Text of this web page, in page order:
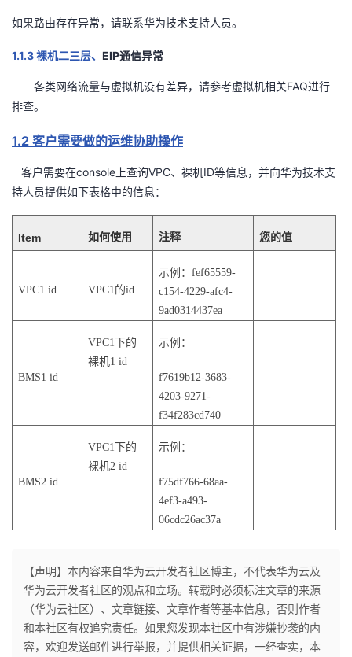
课
的
证
我
实
验
的
收
藏
术
支
持
云
声
建
议
如果路由存在异常， 请联系华为技术支持人员。
1.1.3 裸机二三层、 EIP通信异常
各类网络流量与虚拟机没有差异，请参考虚拟机相关FAQ进行
排查。
1.2 客户需要做的运维协助操作
客户需要在console 上查询VPC、裸机ID等信息，并向华为技术支
持人员提供如下表格中的信息：
Item 如何使用 注释 您的值
VPC1 id VPC1的id
示例： fef65559-
c154-4229-afc4-
9ad0314437ea
BMS1 id
VPC1下的
裸机1 id
示例：
f7619b12-3683-
4203-9271-
f34f283cd740
BMS2 id
VPC1下的
裸机2 id
示例：
f75df766-68aa-
4ef3-a493-
06cdc26ac37a
【声明】本内容来自华为云开发者社区博主，不代表华为云及
华为云开发者社区的观点和立场。转载时必须标注文章的来源
（华为云社区）、文章链接、文章作者等基本信息，否则作者
和本社区有权追究责任。如果您发现本社区中有涉嫌抄袭的内
容，欢迎发送邮件进行举报，并提供相关证据，一经查实，本